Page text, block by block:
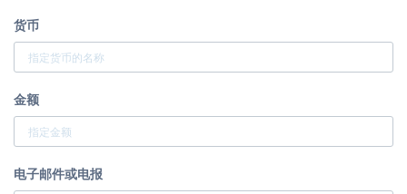
货币
金额
电子邮件或电报